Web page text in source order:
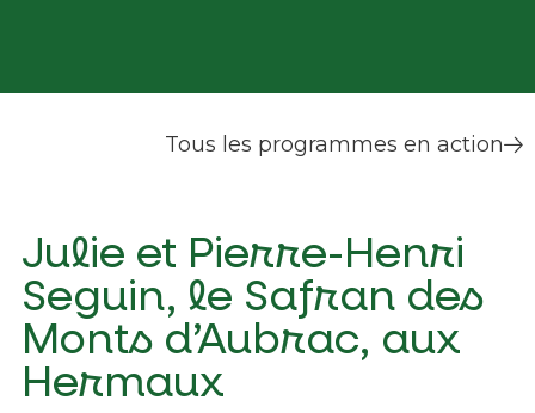
Tous les programmes en action
Julie et Pierre-Henri
Seguin, le Safran des
Monts d’Aubrac, aux
Hermaux